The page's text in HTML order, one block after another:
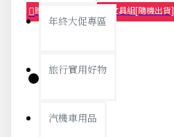
年終大促專區
旅行實用好物
汽機車用品
贈品-滿899送色鉛筆文具組[隨機出貨]
庫存: